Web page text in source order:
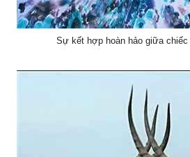
Sự kết hợp hoàn hảo giữa